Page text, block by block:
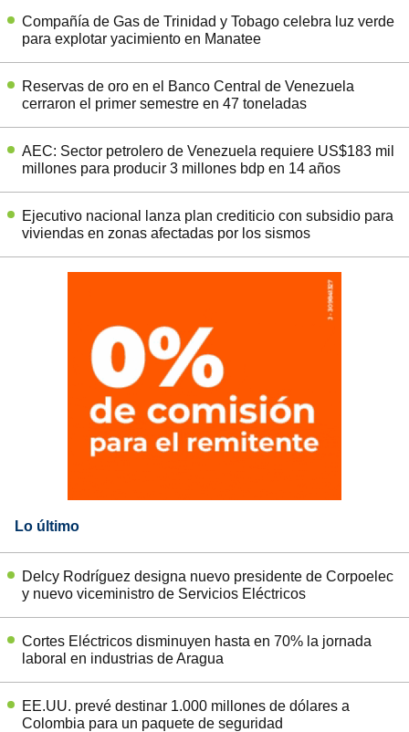
Compañía de Gas de Trinidad y Tobago celebra luz verde
para explotar yacimiento en Manatee
Reservas de oro en el Banco Central de Venezuela
cerraron el primer semestre en 47 toneladas
AEC: Sector petrolero de Venezuela requiere US$183 mil
millones para producir 3 millones bdp en 14 años
Ejecutivo nacional lanza plan crediticio con subsidio para
viviendas en zonas afectadas por los sismos
Lo último
Delcy Rodríguez designa nuevo presidente de Corpoelec
y nuevo viceministro de Servicios Eléctricos
Cortes Eléctricos disminuyen hasta en 70% la jornada
laboral en industrias de Aragua
EE.UU. prevé destinar 1.000 millones de dólares a
Colombia para un paquete de seguridad